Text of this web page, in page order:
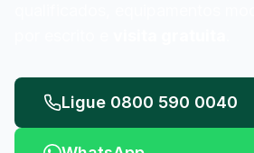
Ligue 0800 590 0040